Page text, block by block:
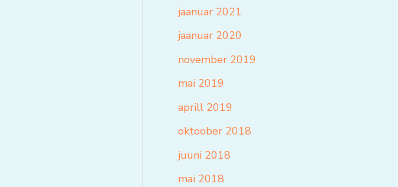
jaanuar 2021
jaanuar 2020
november 2019
mai 2019
aprill 2019
oktoober 2018
juuni 2018
mai 2018